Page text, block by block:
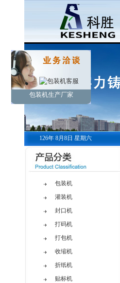
包装机生产厂家
126年 8月8日 星期六
包装机
灌装机
封口机
打码机
打包机
收缩机
折纸机
贴标机